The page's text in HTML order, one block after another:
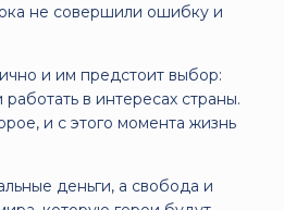
не совершили ошибку и
и им предстоит выбор:
в интересах страны.
и с этого момента жизнь
деньги, а свобода и